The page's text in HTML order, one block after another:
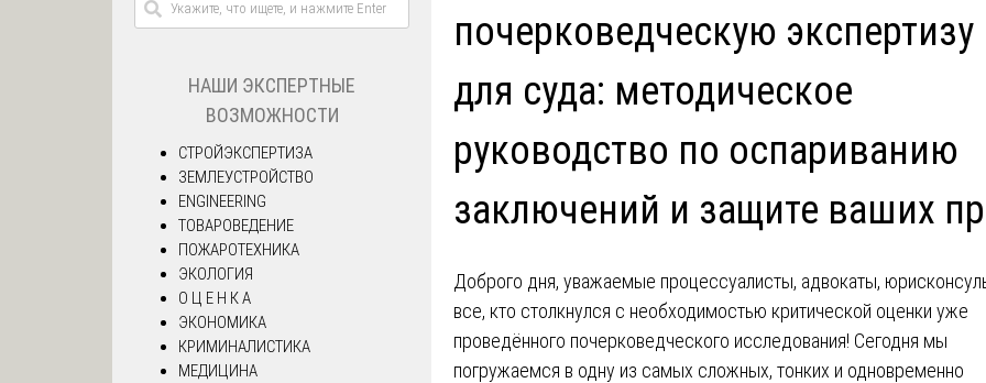
почерковедческую экспертизу
для суда: методическое
руководство по оспариванию
заключений и защите ваших
Доброго дня, уважаемые процессуалисты, адвокаты,
все, кто столкнулся с необходимостью критической оценки уже
проведённого почерковедческого исследования! Сегодня мы
погружаемся в одну из самых сложных, тонких и одновременно
НАШИ ЭКСПЕРТНЫЕ
ВОЗМОЖНОСТИ
СТРОЙЭКСПЕРТИЗА
ЗЕМЛЕУСТРОЙСТВО
ENGINEERING
ТОВАРОВЕДЕНИЕ
ПОЖАРОТЕХНИКА
ЭКОЛОГИЯ
О Ц Е Н К А
ЭКОНОМИКА
КРИМИНАЛИСТИКА
МЕДИЦИНА